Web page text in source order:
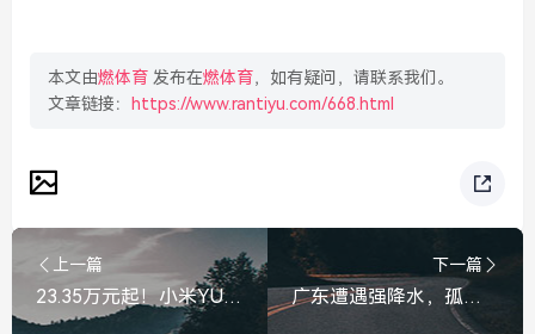
本文由燃体育 发布在燃体育，如有疑问，请联系我们。
文章链接：
https://www.rantiyu.com/668.html
上一篇
23.35万元起！小米YU7新标准版正式发布，树立豪华SUV新标杆，23.35万元起！小米YU7新标准版发布，树立豪华SUV新标杆
下一篇
广东遭遇强降水，孤身老人落水，死死抱树坚持终获救，广东强降水孤身老人落水 惊险一刻死死抱树坚持终获救